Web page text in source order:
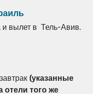
и вылет в Тель-Авив.
(указанные
отели того же